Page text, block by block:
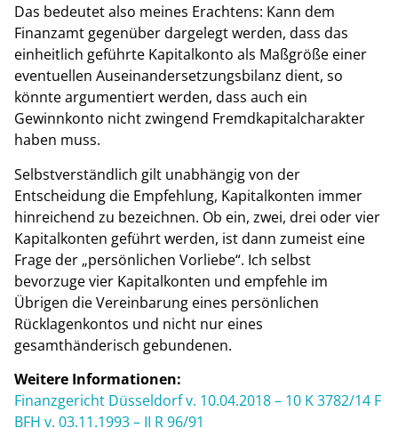
Das bedeutet also meines Erachtens: Kann dem
Finanzamt gegenüber dargelegt werden, dass das
einheitlich geführte Kapitalkonto als Maßgröße einer
eventuellen Auseinandersetzungsbilanz dient, so
könnte argumentiert werden, dass auch ein
Gewinnkonto nicht zwingend Fremdkapitalcharakter
haben muss.
Selbstverständlich gilt unabhängig von der
Entscheidung die Empfehlung, Kapitalkonten immer
hinreichend zu bezeichnen. Ob ein, zwei, drei oder vier
Kapitalkonten geführt werden, ist dann zumeist eine
Frage der „persönlichen Vorliebe“. Ich selbst
bevorzuge vier Kapitalkonten und empfehle im
Übrigen die Vereinbarung eines persönlichen
Rücklagenkontos und nicht nur eines
gesamthänderisch gebundenen.
Weitere Informationen:
Finanzgericht Düsseldorf v. 10.04.2018 – 10 K 3782/14 F
BFH v. 03.11.1993 – II R 96/91